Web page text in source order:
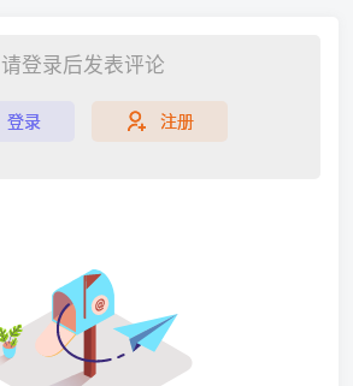
请登录后发表评论
登录 注册